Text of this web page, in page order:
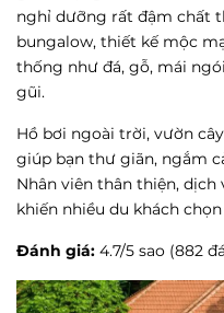
nghỉ dưỡng rất đậm chất
bungalow, thiết kế mộc
thống như đá, gỗ, mái
gũi.
Hồ bơi ngoài trời, vườn
giúp bạn thư giãn, ngắm
Nhân viên thân thiện,
khiến nhiều du khách
Đánh giá: 4.7/5 sao (882